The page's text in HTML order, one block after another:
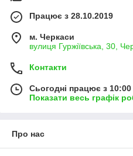
Працює з 28.10.2019
м. Черкаси
вулиця Гуржіївська, 30,
Контакти
Сьогодні працює з
Показати весь графік
Про нас